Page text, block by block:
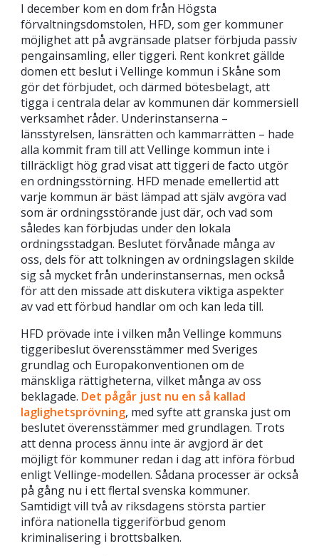
I december kom en dom från Högsta
förvaltningsdomstolen, HFD, som ger kommuner
möjlighet att på avgränsade platser förbjuda passiv
pengainsamling, eller tiggeri. Rent konkret gällde
domen ett beslut i Vellinge kommun i Skåne som
gör det förbjudet, och därmed bötesbelagt, att
tigga i centrala delar av kommunen där kommersiell
verksamhet råder. Underinstanserna –
länsstyrelsen, länsrätten och kammarrätten – hade
alla kommit fram till att Vellinge kommun inte i
tillräckligt hög grad visat att tiggeri de facto utgör
en ordningsstörning. HFD menade emellertid att
varje kommun är bäst lämpad att själv avgöra vad
som är ordningsstörande just där, och vad som
således kan förbjudas under den lokala
ordningsstadgan. Beslutet förvånade många av
oss, dels för att tolkningen av ordningslagen skilde
sig så mycket från underinstansernas, men också
för att den missade att diskutera viktiga aspekter
av vad ett förbud handlar om och kan leda till.
HFD prövade inte i vilken mån Vellinge kommuns
tiggeribeslut överensstämmer med Sveriges
grundlag och Europakonventionen om de
mänskliga rättigheterna, vilket många av oss
beklagade. Det pågår just nu en så kallad
laglighetsprövning, med syfte att granska just om
beslutet överensstämmer med grundlagen. Trots
att denna process ännu inte är avgjord är det
möjligt för kommuner redan i dag att införa förbud
enligt Vellinge-modellen. Sådana processer är också
på gång nu i ett flertal svenska kommuner.
Samtidigt vill två av riksdagens största partier
införa nationella tiggeriförbud genom
kriminalisering i brottsbalken.